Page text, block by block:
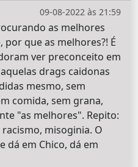
09-08-2022 às 21:59
as melhores
por que as melhores?! É
ver preconceito em
drags caidonas
mesmo, sem
comida, sem grana,
"as melhores". Repito:
misoginia. O
dá em Chico, dá em